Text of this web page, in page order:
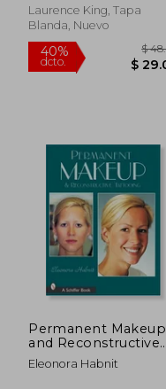
Laurence King, Tapa
Blanda, Nuevo
Permanent Makeup
and Reconstructive
Tattooing (en Inglés)
Eleonora Habnit